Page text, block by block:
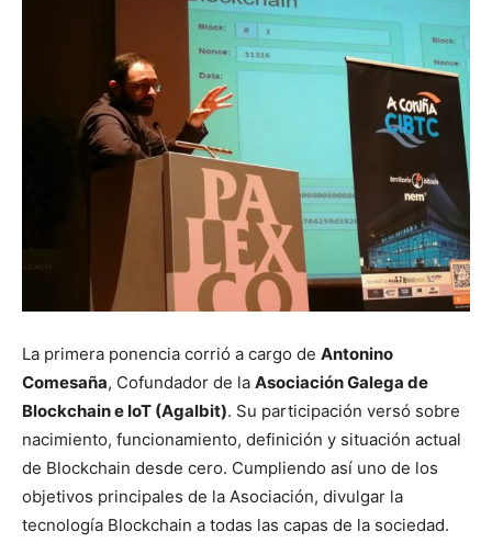
La primera ponencia corrió a cargo de Antonino
Comesaña, Cofundador de la Asociación Galega de
Blockchain e IoT (Agalbit). Su participación versó sobre
nacimiento, funcionamiento, definición y situación actual
de Blockchain desde cero. Cumpliendo así uno de los
objetivos principales de la Asociación, divulgar la
tecnología Blockchain a todas las capas de la sociedad.